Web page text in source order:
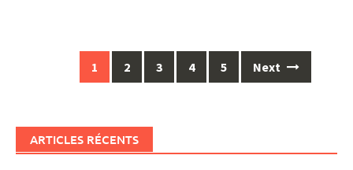
navigation
1 2 3 4 5 Next
ARTICLES RÉCENTS